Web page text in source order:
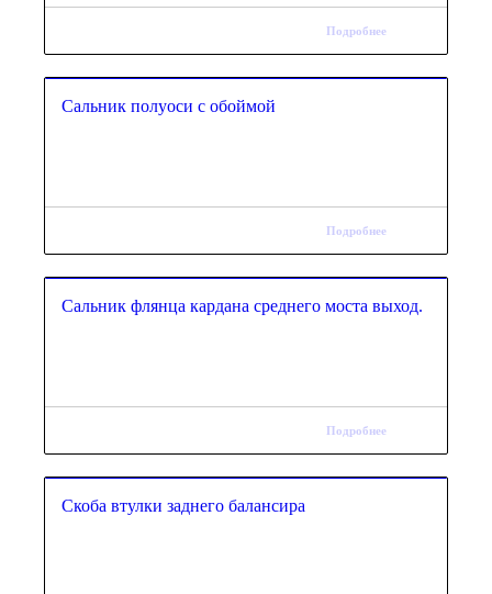
Подробнее
Сальник полуоси с обоймой
Подробнее
Сальник флянца кардана среднего моста выход.
Подробнее
Скоба втулки заднего балансира